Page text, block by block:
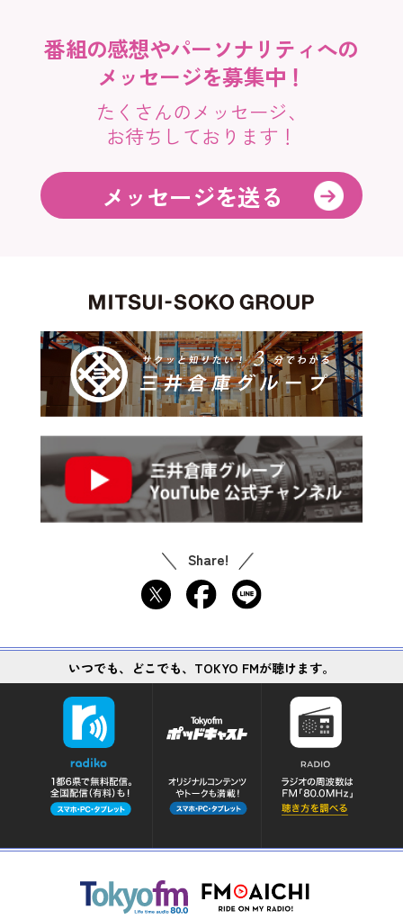
番組の感想やパーソナリティへの
メッセージを募集中！
たくさんのメッセージ、
お待ちしております！
メッセージを送る
Share!
いつでも、どこでも、TOKYO FMが聴けます。